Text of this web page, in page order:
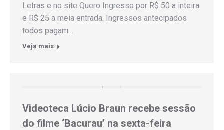
Letras e no site Quero Ingresso por R$ 50 a inteira
e R$ 25 a meia entrada. Ingressos antecipados
todos pagam…
Veja mais
Videoteca Lúcio Braun recebe sessão
do filme ‘Bacurau’ na sexta-feira